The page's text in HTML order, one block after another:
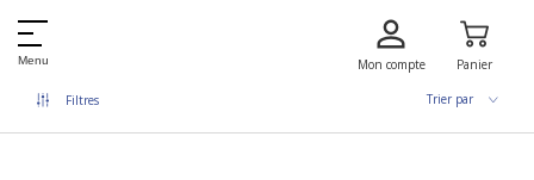
Menu Mon compte Panier
Filtres Trier par